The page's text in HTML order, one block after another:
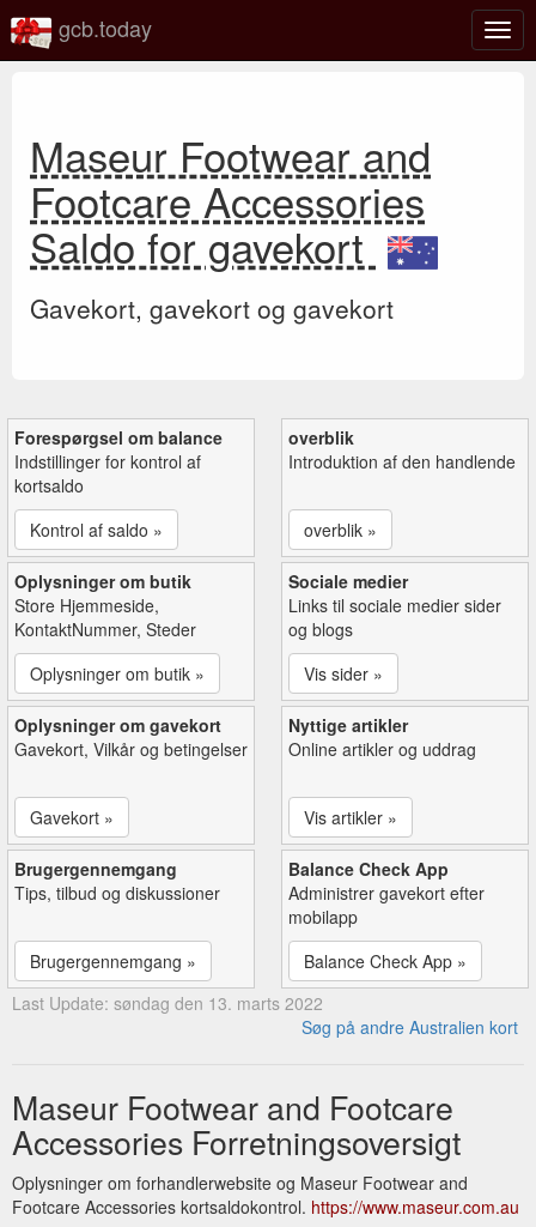
Slå
gcb.today
Maseur Footwear and
Footcare Accessories
Saldo for gavekort
Gavekort, gavekort og gavekort
Forespørgsel om balance
Indstillinger for kontrol af
kortsaldo
Kontrol af saldo »
overblik
Introduktion af den handlende
overblik »
Oplysninger om butik
Store Hjemmeside,
KontaktNummer, Steder
Oplysninger om butik »
Sociale medier
Links til sociale medier sider
og blogs
Vis sider »
Oplysninger om gavekort
Gavekort, Vilkår og betingelser
Gavekort »
Nyttige artikler
Online artikler og uddrag
Vis artikler »
Brugergennemgang
Tips, tilbud og diskussioner
Brugergennemgang »
Balance Check App
Administrer gavekort efter
mobilapp
Balance Check App »
Last Update: søndag den 13. marts 2022
Søg på andre Australien kort
Maseur Footwear and Footcare
Accessories Forretningsoversigt
Oplysninger om forhandlerwebsite og Maseur Footwear and
Footcare Accessories kortsaldokontrol. https://www.maseur.com.au